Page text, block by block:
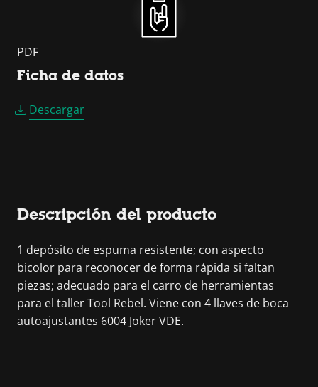
PDF
Ficha de datos
Descargar
Descripción del producto
1 depósito de espuma resistente; con aspecto
bicolor para reconocer de forma rápida si faltan
piezas; adecuado para el carro de herramientas
para el taller Tool Rebel. Viene con 4 llaves de boca
autoajustantes 6004 Joker VDE.